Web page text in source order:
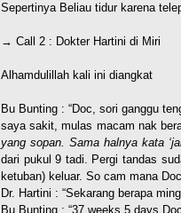
Sepertinya Beliau tidur karena
→ Call 2 : Dokter Hartini di Miri
Alhamdulillah kali ini diangkat
Bu Bunting : “Doc, sori ganggu
saya sakit, mulas macam nak
yang sopan. Sama halnya kata
dari pukul 9 tadi. Pergi tandas
ketuban) keluar. So cam mana
Dr. Hartini : “Sekarang berapa
Bu Bunting : “37 weeks 5 days